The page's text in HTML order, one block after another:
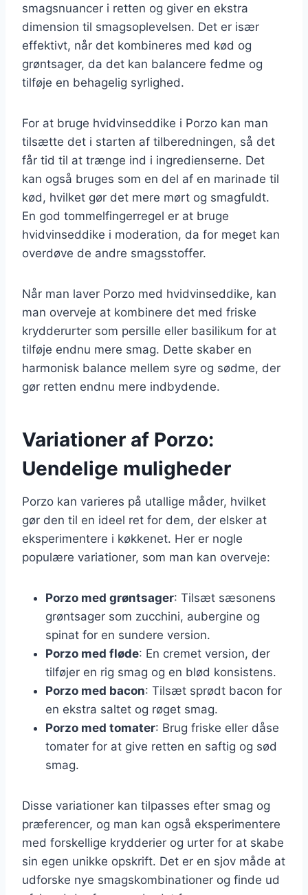
smagsnuancer i retten og giver en ekstra
dimension til smagsoplevelsen. Det er især
effektivt, når det kombineres med kød og
grøntsager, da det kan balancere fedme og
tilføje en behagelig syrlighed.
For at bruge hvidvinseddike i Porzo kan man
tilsætte det i starten af tilberedningen, så det
får tid til at trænge ind i ingredienserne. Det
kan også bruges som en del af en marinade til
kød, hvilket gør det mere mørt og smagfuldt.
En god tommelfingerregel er at bruge
hvidvinseddike i moderation, da for meget kan
overdøve de andre smagsstoffer.
Når man laver Porzo med hvidvinseddike, kan
man overveje at kombinere det med friske
krydderurter som persille eller basilikum for at
tilføje endnu mere smag. Dette skaber en
harmonisk balance mellem syre og sødme, der
gør retten endnu mere indbydende.
Variationer af Porzo:
Uendelige muligheder
Porzo kan varieres på utallige måder, hvilket
gør den til en ideel ret for dem, der elsker at
eksperimentere i køkkenet. Her er nogle
populære variationer, som man kan overveje:
Porzo med grøntsager: Tilsæt sæsonens
grøntsager som zucchini, aubergine og
spinat for en sundere version.
Porzo med fløde: En cremet version, der
tilføjer en rig smag og en blød konsistens.
Porzo med bacon: Tilsæt sprødt bacon for
en ekstra saltet og røget smag.
Porzo med tomater: Brug friske eller dåse
tomater for at give retten en saftig og sød
smag.
Disse variationer kan tilpasses efter smag og
præferencer, og man kan også eksperimentere
med forskellige krydderier og urter for at skabe
sin egen unikke opskrift. Det er en sjov måde at
udforske nye smagskombinationer og finde ud